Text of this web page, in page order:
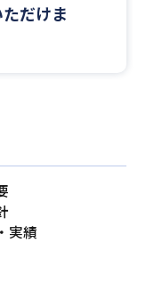
だけま
実績